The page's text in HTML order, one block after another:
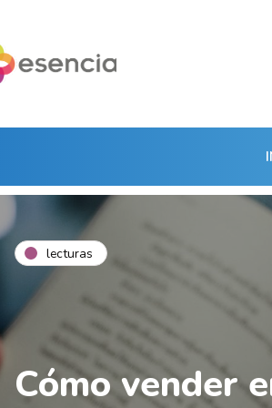
lecturas
Cómo vender